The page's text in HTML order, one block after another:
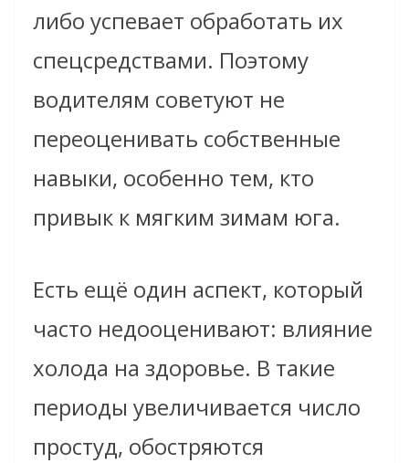
либо успевает обработать их
спецсредствами. Поэтому
водителям советуют не
переоценивать собственные
навыки, особенно тем, кто
привык к мягким зимам юга.
Есть ещё один аспект, который
часто недооценивают: влияние
холода на здоровье. В такие
периоды увеличивается число
простуд, обостряются